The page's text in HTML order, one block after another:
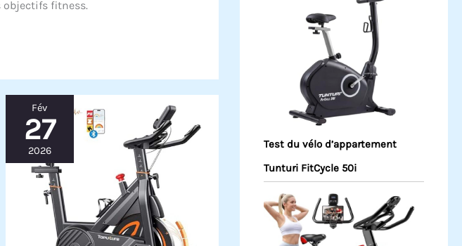
objectifs fitness.
Fév
27
2026
Test du vélo d’appartement
Tunturi FitCycle 50i